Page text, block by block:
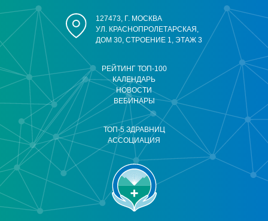
РЕЙТИНГ ТОП-100
КАЛЕНДАРЬ
НОВОСТИ
ВЕБИНАРЫ
ТОП-5 ЗДРАВНИЦ
АССОЦИАЦИЯ
127473, Г. МОСКВА
УЛ. КРАСНОПРОЛЕТАРСКАЯ,
ДОМ 30, СТРОЕНИЕ 1, ЭТАЖ 3